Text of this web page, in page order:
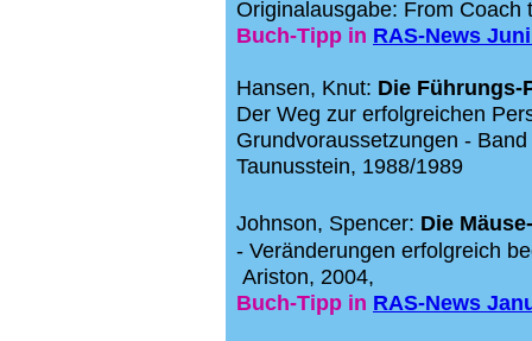
Originalausgabe: From Coach
Buch-Tipp in RAS-News
Hansen, Knut: Die
Der Weg zur erfolgreichen
Grundvoraussetzungen -
Taunusstein, 1988/1989
Johnson, Spencer: Die
- Veränderungen erfolgreich
Ariston, 2004,
Buch-Tipp in RAS-News